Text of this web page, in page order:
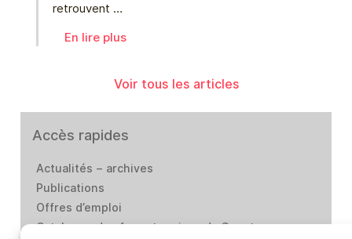
retrouvent …
En lire plus
Voir tous les articles
Accès rapides
Actualités – archives
Publications
Offres d’emploi
Catalogue des formateur·ices de Smart